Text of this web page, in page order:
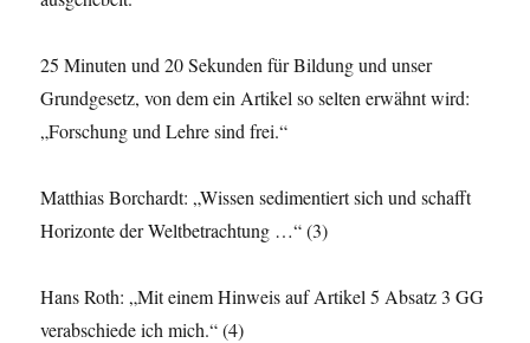
25 Minuten und 20 Sekunden für Bildung und unser
Grundgesetz, von dem ein Artikel so selten erwähnt wird:
„Forschung und Lehre sind frei.“
Matthias Borchardt: „Wissen sedimentiert sich und schafft
Horizonte der Weltbetrachtung …“ (3)
Hans Roth: „Mit einem Hinweis auf Artikel 5 Absatz 3 GG
verabschiede ich mich.“ (4)